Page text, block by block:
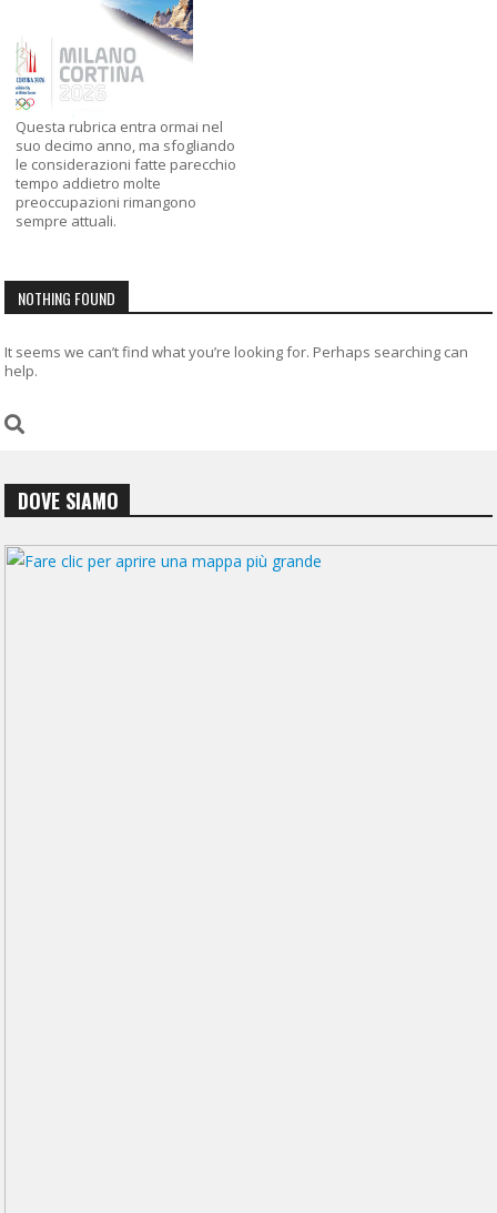
Questa rubrica entra ormai nel
suo decimo anno, ma sfogliando
le considerazioni fatte parecchio
tempo addietro molte
preoccupazioni rimangono
sempre attuali.
NOTHING FOUND
It seems we can’t find what you’re looking for. Perhaps searching can
help.
DOVE SIAMO